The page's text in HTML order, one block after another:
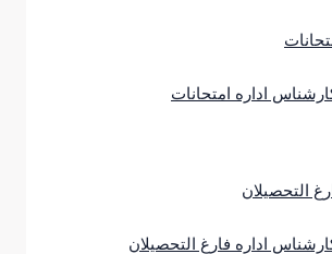
اداره امتحانات
التحصیلان
اداره فارغ التحصیلان